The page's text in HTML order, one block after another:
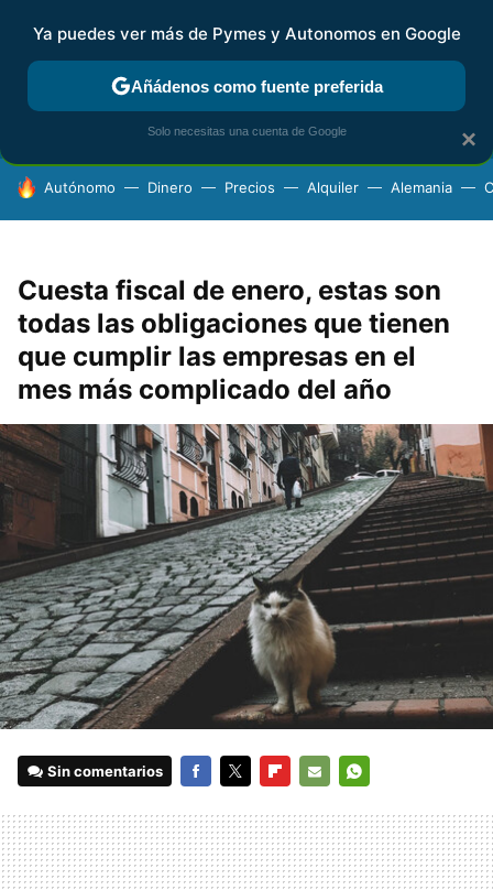
FISCALIDAD Y CONTABILIDAD KIT DIGITAL RENTA
HOY SE HABLA DE
Autónomo Dinero Precios Alquiler Alemania
Cuesta fiscal de enero, estas son
todas las obligaciones que tienen
que cumplir las empresas en el
mes más complicado del año
Sin comentarios
MAIL
×
Ya puedes ver más de Pymes y Autonomos en Google
Añádenos como fuente preferida
Solo necesitas una cuenta de Google